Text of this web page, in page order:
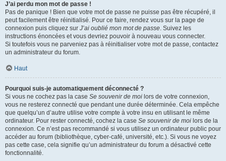
J’ai perdu mon mot de passe !
Pas de panique ! Bien que votre mot de passe ne puisse pas être récupéré, il
peut facilement être réinitialisé. Pour ce faire, rendez vous sur la page de
connexion puis cliquez sur J’ai oublié mon mot de passe. Suivez les
instructions énoncées et vous devriez pouvoir à nouveau vous connecter.
Si toutefois vous ne parveniez pas à réinitialiser votre mot de passe, contactez
un administrateur du forum.
Haut
Pourquoi suis-je automatiquement déconnecté ?
Si vous ne cochez pas la case Se souvenir de moi lors de votre connexion,
vous ne resterez connecté que pendant une durée déterminée. Cela empêche
que quelqu’un d’autre utilise votre compte à votre insu en utilisant le même
ordinateur. Pour rester connecté, cochez la case Se souvenir de moi lors de la
connexion. Ce n’est pas recommandé si vous utilisez un ordinateur public pour
accéder au forum (bibliothèque, cyber-café, université, etc.). Si vous ne voyez
pas cette case, cela signifie qu’un administrateur du forum a désactivé cette
fonctionnalité.